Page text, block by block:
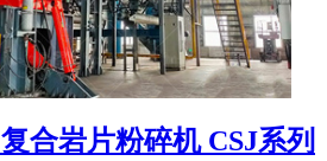
合岩片粉碎机 CSJ系列